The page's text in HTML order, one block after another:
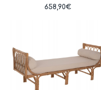
658,90€